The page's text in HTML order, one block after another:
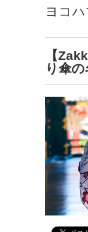
ヨコハ
【
り傘